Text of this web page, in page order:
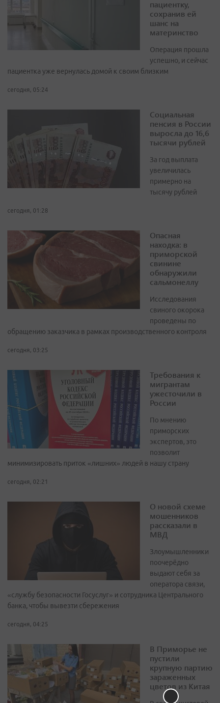
пациентку,
сохранив ей
шанс на
материнство
Операция прошла
успешно, и сейчас
пациентка уже вернулась домой к своим близким
сегодня, 05:24
Социальная
пенсия в России
выросла до 16,6
тысячи рублей
За год выплата
увеличилась
примерно на
тысячу рублей
сегодня, 01:28
Опасная
находка: в
приморской
свинине
обнаружили
сальмонеллу
Исследования
свиного окорока
проведены по
обращению заказчика в рамках производственного контроля
сегодня, 03:25
Требования к
мигрантам
ужесточили в
России
По мнению
приморских
экспертов, это
позволит
минимизировать приток «лишних» людей в нашу страну
сегодня, 02:21
О новой схеме
мошенников
рассказали в
МВД
Злоумышленники
поочерёдно
выдают себя за
оператора связи,
«службу безопасности Госуслуг» и сотрудника Центрального
банка, чтобы вывезти сбережения
сегодня, 04:25
В Приморье не
пустили
крупную партию
зараженных
цветов из Китая